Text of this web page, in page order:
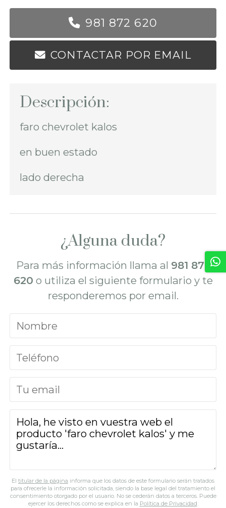
981 872 620
CONTACTAR POR EMAIL
Descripción:
faro chevrolet kalos
en buen estado
lado derecha
¿Alguna duda?
Para más información llama al 981 872
620 o utiliza el siguiente formulario y te
responderemos por email.
El titular de la página informa que los datos de este formulario serán tratados
para ofrecerle la información solicitada, siendo la base legal del tratamiento el
consentimiento otorgado por el usuario. No se cederán datos a terceros. Puede
ejercer los derechos como se explica en la Política de Privacidad.